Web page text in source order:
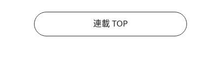
連載 TOP